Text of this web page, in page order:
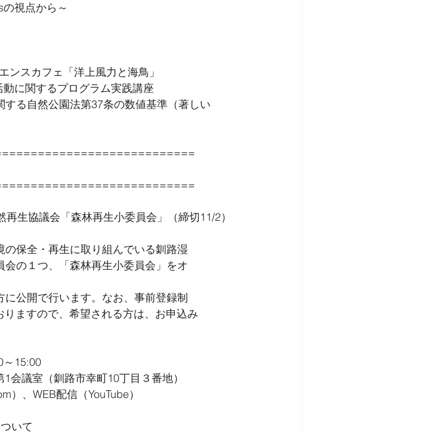
視点から～
ンスカフェ「洋上風力と海鳥」
動に関するプログラム実践講座
する自然公園法第37条の数値基準（著しい
生協議会「森林再生小委員会」（締切11/2）
保全・再生に取り組んでいる釧路湿
の１つ、「森林再生小委員会」をオ
公開で行います。なお、事前登録制
ますので、希望される方は、お申込み
～15:00
会議室（釧路市幸町10丁目３番地）
配信（YouTube）
いて